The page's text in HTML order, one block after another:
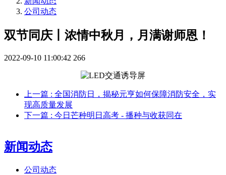
公司动态
双节同庆丨浓情中秋月，月满谢师恩！
2022-09-10 11:00:42 266
上一篇 : 全国消防日，揭秘元亨如何保障消防安全，实
现高质量发展
下一篇 : 今日芒种明日高考 - 播种与收获同在
新闻动态
公司动态